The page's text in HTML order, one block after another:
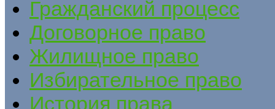
Гражданский процесс
Договорное право
Жилищное право
Избирательное право
История права